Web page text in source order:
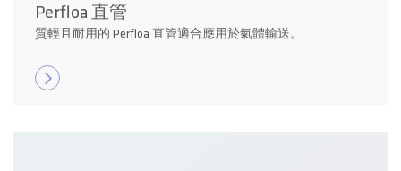
Perfloa 直管
質輕且耐用的 Perfloa 直管適合應用於氣體輸送。